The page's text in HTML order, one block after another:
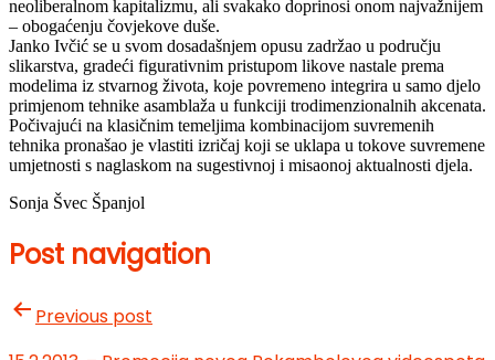
neoliberalnom kapitalizmu, ali svakako doprinosi onom najvažnijem
– obogaćenju čovjekove duše.
Janko Ivčić se u svom dosadašnjem opusu zadržao u području
slikarstva, gradeći figurativnim pristupom likove nastale prema
modelima iz stvarnog života, koje povremeno integrira u samo djelo
primjenom tehnike asamblaža u funkciji trodimenzionalnih akcenata.
Počivajući na klasičnim temeljima kombinacijom suvremenih
tehnika pronašao je vlastiti izričaj koji se uklapa u tokove suvremene
umjetnosti s naglaskom na sugestivnoj i misaonoj aktualnosti djela.
Sonja Švec Španjol
Post navigation
Previous post